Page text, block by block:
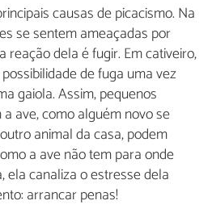
causas de picacismo. Na
se sentem ameaçadas por
reação dela é fugir. Em cativeiro,
de fuga uma vez
gaiola. Assim, pequenos
ave, como alguém novo se
animal da casa, podem
a ave não tem para onde
ela canaliza o estresse dela
arrancar penas!